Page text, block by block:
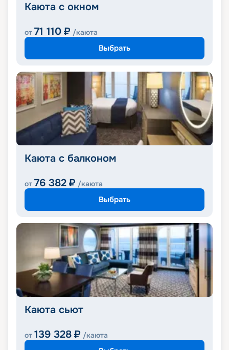
Каюта с окном
от 71 110 ₽ /каюта
Выбрать
Каюта с балконом
от 76 382 ₽ /каюта
Выбрать
Каюта сьют
от 139 328 ₽ /каюта